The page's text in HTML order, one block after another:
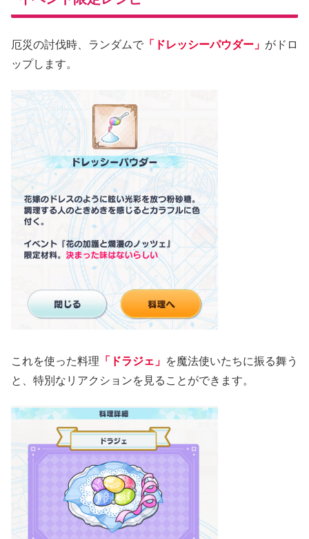
厄災の討伐時、ランダムで 「ドレッシーパウダー」 がドロ
ップします。
これを使った料理 「ドラジェ」 を魔法使いたちに振る舞う
と、特別なリアクションを見ることができます。